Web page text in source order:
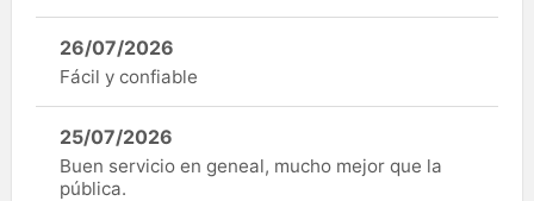
26/07/2026
Fácil y confiable
25/07/2026
Buen servicio en geneal, mucho mejor que la
pública.